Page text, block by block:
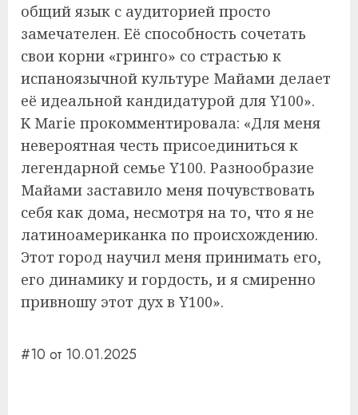
общий язык с аудиторией просто
замечателен. Её способность сочетать
свои корни «гринго» со страстью к
испаноязычной культуре Майами делает
её идеальной кандидатурой для Y100».
K Marie прокомментировала: «Для меня
невероятная честь присоединиться к
легендарной семье Y100. Разнообразие
Майами заставило меня почувствовать
себя как дома, несмотря на то, что я не
латиноамериканка по происхождению.
Этот город научил меня принимать его,
его динамику и гордость, и я смиренно
привношу этот дух в Y100».
#10 от 10.01.2025